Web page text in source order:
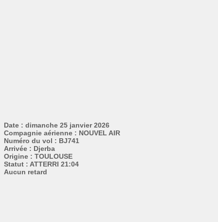
Date : dimanche 25 janvier 2026
Compagnie aérienne : NOUVEL AIR
Numéro du vol : BJ741
Arrivée : Djerba
Origine : TOULOUSE
Statut : ATTERRI 21:04
Aucun retard